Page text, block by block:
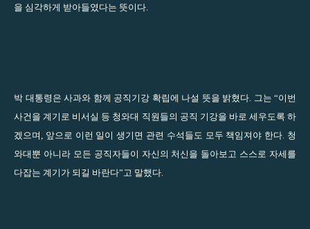
을 심각하게 받아들였다는 뜻이다.
박 대통령은 사과와 함께 공직기강 확립에 나설 뜻을 밝혔다. 그는 “이번
사건을 계기로 비서실 등 청와대 직원들의 공직 기강을 바로 세우도록 하
겠으며, 앞으로 이런 일이 생기면 관련 수석들도 모두 책임져야 한다. 청
와대뿐 아니라 모든 공직자들이 자신의 처신을 돌아보고 스스로 자세를
다잡는 계기가 되길 바란다”고 말했다.